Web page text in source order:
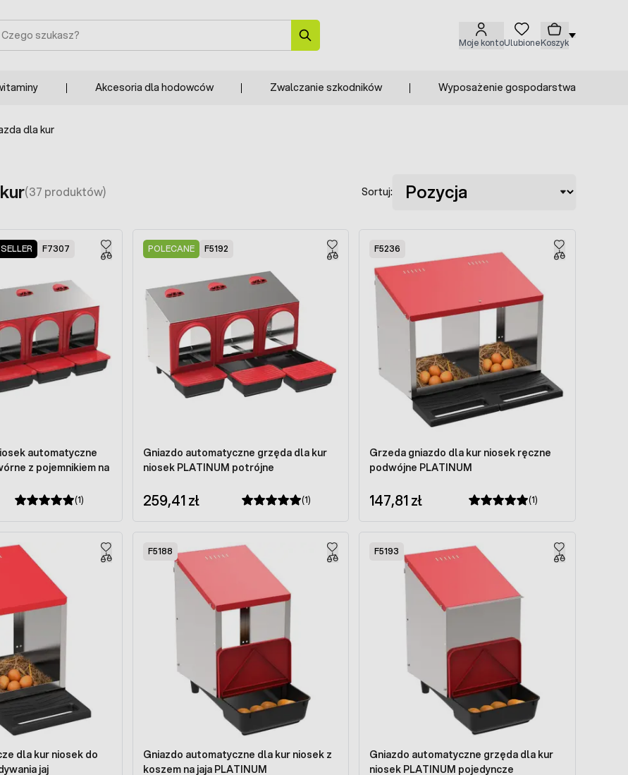
Moje kontoUlubioneKoszyk
Akcesoria dla hodowców Zwalczanie szkodników Wyposażenie gospodarstwa
dla kur
(37 produktów) Sortuj:
F7307
automatyczne
z pojemnikiem na
(1)
POLECANE F5192
Gniazdo automatyczne grzęda dla kur
niosek PLATINUM potrójne
259,41 zł (1)
F5236
Grzeda gniazdo dla kur niosek ręczne
podwójne PLATINUM
147,81 zł (1)
dla kur niosek do
jaj
F5188
Gniazdo automatyczne dla kur niosek z
koszem na jaja PLATINUM
F5193
Gniazdo automatyczne grzęda dla kur
niosek PLATINUM pojedyncze